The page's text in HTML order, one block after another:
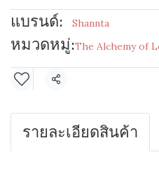
แบรนด์:
Shannta
หมวดหมู่:The Alchemy of
แชร์
รายละเอียดสินค้า